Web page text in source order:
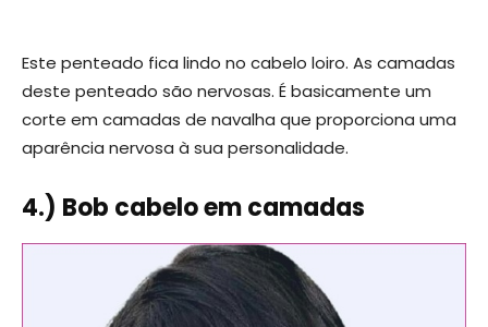
Este penteado fica lindo no cabelo loiro. As camadas
deste penteado são nervosas. É basicamente um
corte em camadas de navalha que proporciona uma
aparência nervosa à sua personalidade.
4.) Bob cabelo em camadas